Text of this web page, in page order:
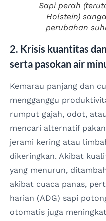
Sapi perah
Holstein)
perubahan
2. Krisis kuantitas
serta pasokan air
Kemarau panjang dan
mengganggu
rumput gajah, odot,
mencari alternatif
jerami kering atau
dikeringkan. Akibat
yang menurun,
akibat cuaca panas,
harian (ADG) sapi
otomatis juga